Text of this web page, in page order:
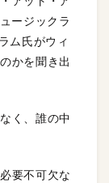
ージックラ
ム氏がウィ
かを聞き出
く、誰の中
要不可欠な